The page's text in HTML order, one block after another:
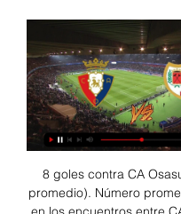
8 goles contra CA
promedio). Número